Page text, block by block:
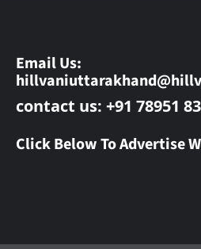
Email Us:
contact us: +91 78951
Click Below To Advertise